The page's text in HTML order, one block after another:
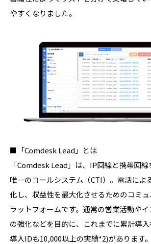
やすくなりました。
■「Comdesk Lead」とは
「Comdesk Lead」は、IP回線と携帯回
唯一のコールシステム（CTI）。電話によ
化し、収益性を最⼤化させるためのコミ
ラットフォームです。通常の営業活動や
の強化などを⽬的に、これまでに累計導入
導入IDも10,000以上の実績*2)があります。